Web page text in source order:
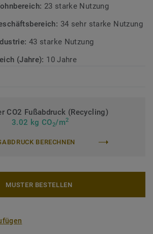
Emissionen gemäß gängigen
über Tarkett Designböden.
23 starke Nutzung
34 sehr starke Nutzung
43 starke Nutzung
(Jahre): 10 Jahre
CO2 Fußabdruck (Recycling)
3.02 kg CO2/m2
BERECHNEN
MUSTER BESTELLEN